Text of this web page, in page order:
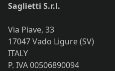
Saglietti S.r.l.
Via Piave, 33
17047 Vado Ligure (SV)
ITALY
P. IVA 00506890094